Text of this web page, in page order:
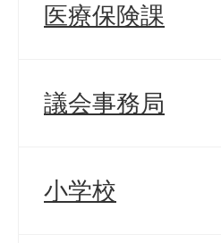
医療保険課
議会事務局
小学校